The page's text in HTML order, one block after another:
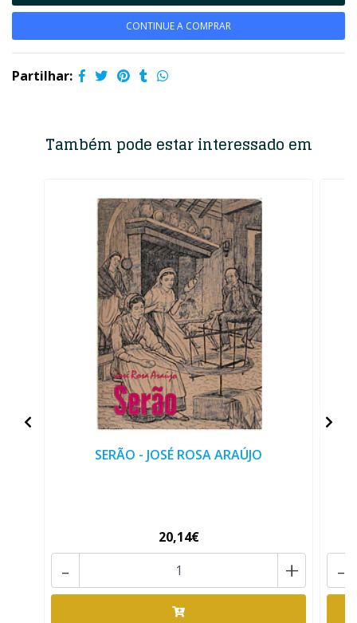
CONTINUE A COMPRAR
Partilhar:
Também pode estar interessado em
SERÃO - JOSÉ ROSA ARAÚJO
20,14€
+
- -